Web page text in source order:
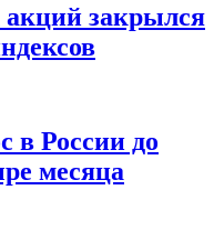
закрылся
в России до
месяца